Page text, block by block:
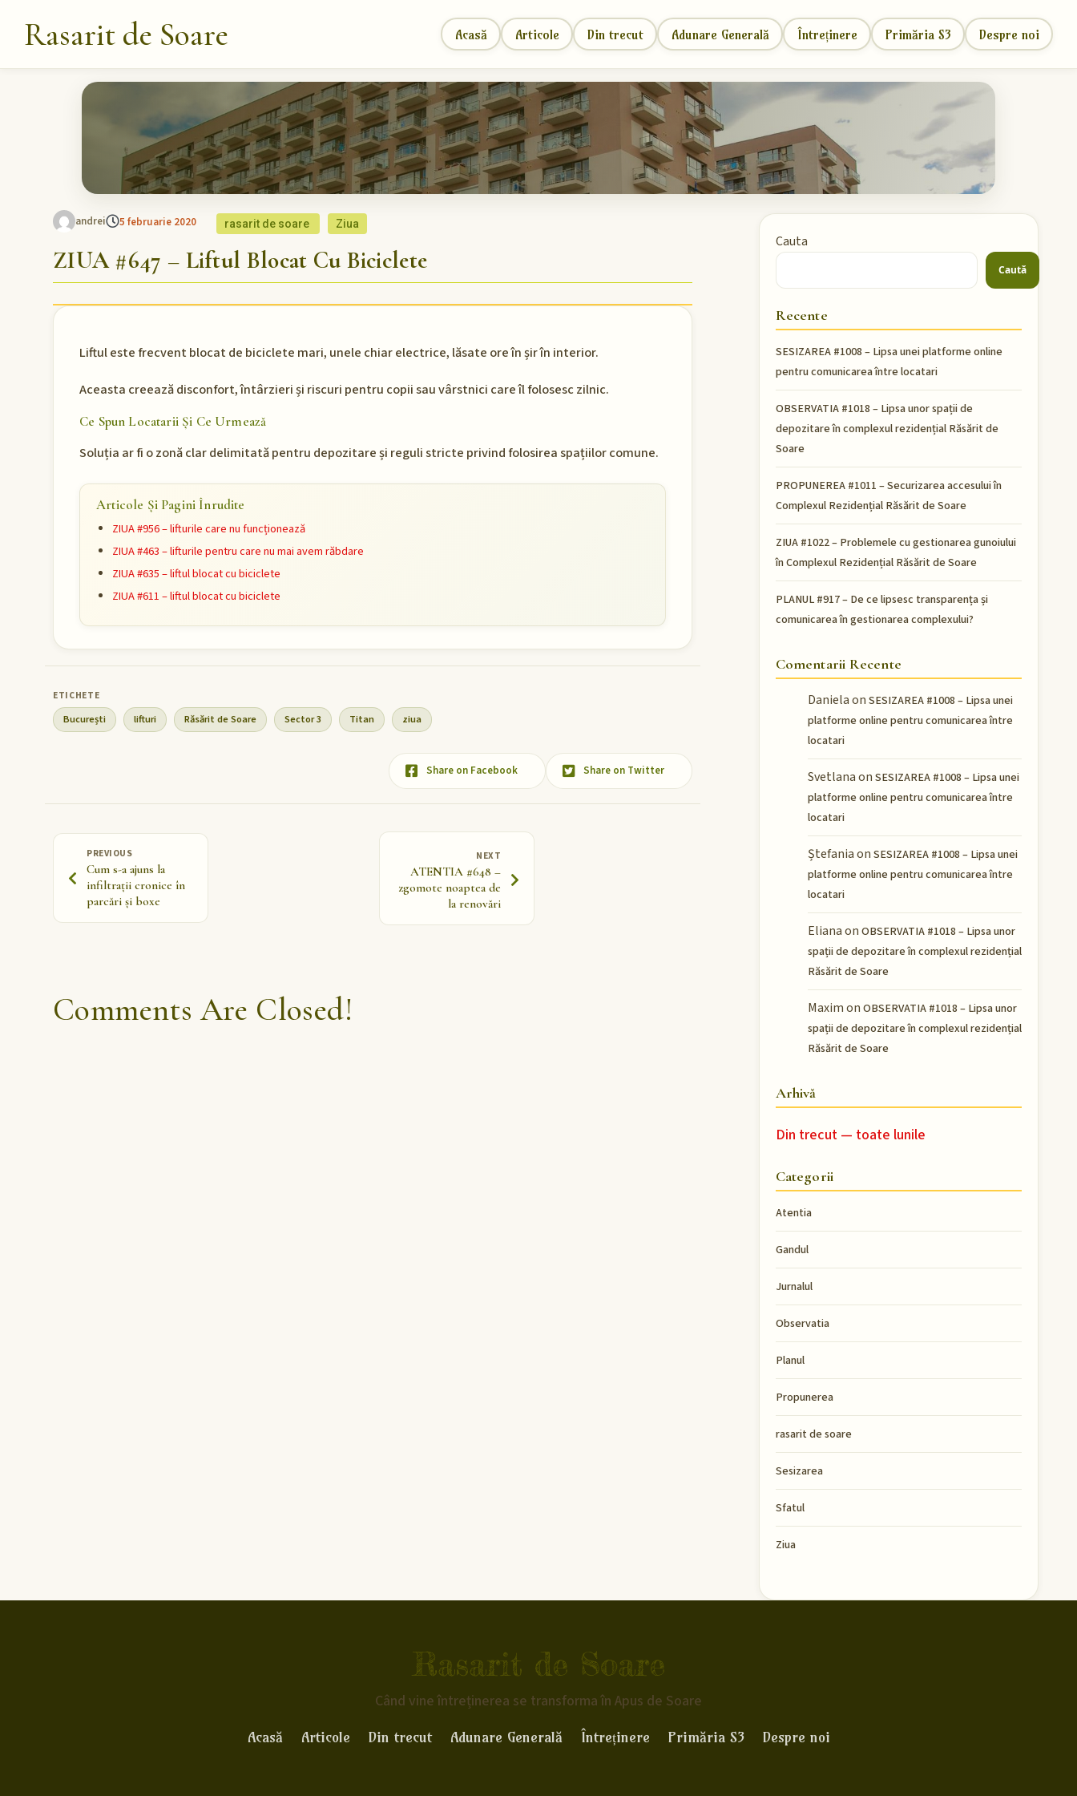
Rasarit de Soare Acasă Articole Din trecut Adunare Generală Întreținere Primăria S3 Despre noi
andrei 5 februarie 2020 rasarit de soare Ziua
ZIUA #647 – Liftul Blocat Cu Biciclete
Liftul este frecvent blocat de biciclete mari, unele chiar electrice, lăsate ore în șir în interior.
Aceasta creează disconfort, întârzieri și riscuri pentru copii sau vârstnici care îl folosesc zilnic.
Ce Spun Locatarii Și Ce Urmează
Soluția ar fi o zonă clar delimitată pentru depozitare și reguli stricte privind folosirea spațiilor comune.
Articole Și Pagini Înrudite
ZIUA #956 – lifturile care nu funcționează
ZIUA #463 – lifturile pentru care nu mai avem răbdare
ZIUA #635 – liftul blocat cu biciclete
ZIUA #611 – liftul blocat cu biciclete
București lifturi Răsărit de Soare Sector 3 Titan ziua
Share on Facebook Share on Twitter
PREVIOUS
Cum s-a ajuns la
infiltrații cronice în
parcări și boxe
NEXT
ATENTIA #648 –
zgomote noaptea de
la renovări
Comments Are Closed!
Cauta
Caută
Recente
SESIZAREA #1008 – Lipsa unei platforme online
pentru comunicarea între locatari
OBSERVATIA #1018 – Lipsa unor spații de
depozitare în complexul rezidențial Răsărit de
Soare
PROPUNEREA #1011 – Securizarea accesului în
Complexul Rezidențial Răsărit de Soare
ZIUA #1022 – Problemele cu gestionarea gunoiului
în Complexul Rezidențial Răsărit de Soare
PLANUL #917 – De ce lipsesc transparența și
comunicarea în gestionarea complexului?
Comentarii Recente
Danielaon SESIZAREA #1008 – Lipsa unei
platforme online pentru comunicarea între
locatari
Svetlanaon SESIZAREA #1008 – Lipsa unei
platforme online pentru comunicarea între
locatari
Ștefaniaon SESIZAREA #1008 – Lipsa unei
platforme online pentru comunicarea între
locatari
Elianaon OBSERVATIA #1018 – Lipsa unor
spații de depozitare în complexul rezidențial
Răsărit de Soare
Maximon OBSERVATIA #1018 – Lipsa unor
spații de depozitare în complexul rezidențial
Răsărit de Soare
Arhivă
Din trecut — toate lunile
Categorii
Atentia
Gandul
Jurnalul
Observatia
Planul
Propunerea
rasarit de soare
Sesizarea
Sfatul
Ziua
Rasarit de Soare
Când vine întreținerea se transforma în Apus de Soare
Acasă Articole Din trecut Adunare Generală Întreținere Primăria S3 Despre noi